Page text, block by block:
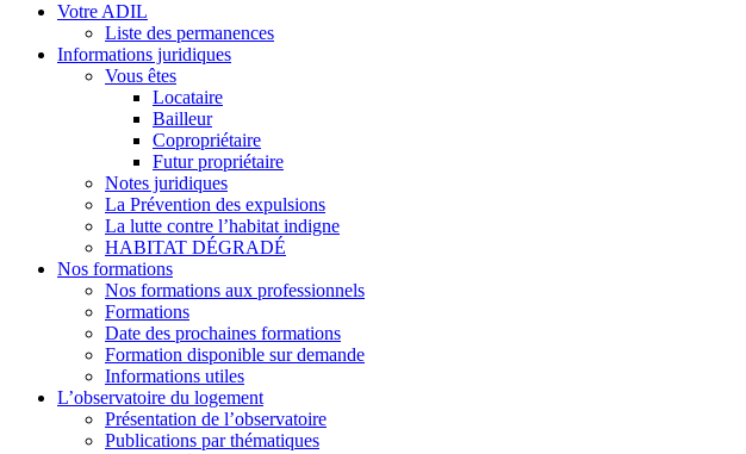
Votre ADIL
Liste des permanences
Informations juridiques
Vous êtes
Locataire
Bailleur
Copropriétaire
Futur propriétaire
Notes juridiques
La Prévention des expulsions
La lutte contre l’habitat indigne
HABITAT DÉGRADÉ
Nos formations
Nos formations aux professionnels
Formations
Date des prochaines formations
Formation disponible sur demande
Informations utiles
L’observatoire du logement
Présentation de l’observatoire
Publications par thématiques